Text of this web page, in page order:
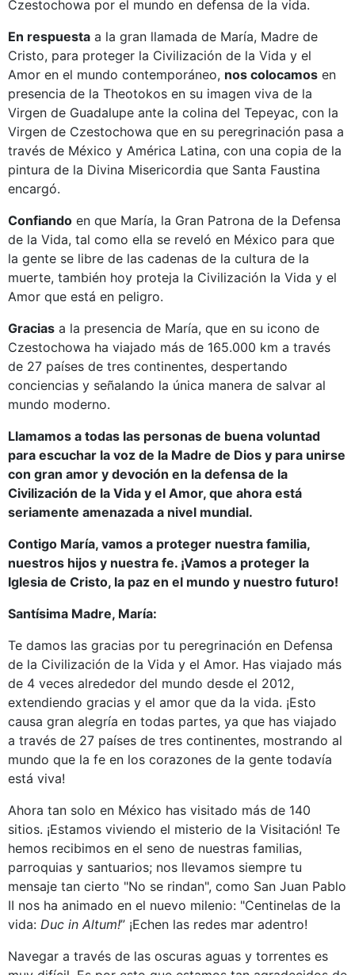
Czestochowa por el mundo en defensa de la vida.
En respuesta a la gran llamada de María, Madre de
Cristo, para proteger la Civilización de la Vida y el
Amor en el mundo contemporáneo, nos colocamos en
presencia de la Theotokos en su imagen viva de la
Virgen de Guadalupe ante la colina del Tepeyac, con la
Virgen de Czestochowa que en su peregrinación pasa a
través de México y América Latina, con una copia de la
pintura de la Divina Misericordia que Santa Faustina
encargó.
Confiando en que María, la Gran Patrona de la Defensa
de la Vida, tal como ella se reveló en México para que
la gente se libre de las cadenas de la cultura de la
muerte, también hoy proteja la Civilización la Vida y el
Amor que está en peligro.
Gracias a la presencia de María, que en su icono de
Czestochowa ha viajado más de 165.000 km a través
de 27 países de tres continentes, despertando
conciencias y señalando la única manera de salvar al
mundo moderno.
Llamamos a todas las personas de buena voluntad
para escuchar la voz de la Madre de Dios y para unirse
con gran amor y devoción en la defensa de la
Civilización de la Vida y el Amor, que ahora está
seriamente amenazada a nivel mundial.
Contigo María, vamos a proteger nuestra familia,
nuestros hijos y nuestra fe. ¡Vamos a proteger la
Iglesia de Cristo, la paz en el mundo y nuestro futuro!
Santísima Madre, María:
Te damos las gracias por tu peregrinación en Defensa
de la Civilización de la Vida y el Amor. Has viajado más
de 4 veces alrededor del mundo desde el 2012,
extendiendo gracias y el amor que da la vida. ¡Esto
causa gran alegría en todas partes, ya que has viajado
a través de 27 países de tres continentes, mostrando al
mundo que la fe en los corazones de la gente todavía
está viva!
Ahora tan solo en México has visitado más de 140
sitios. ¡Estamos viviendo el misterio de la Visitación! Te
hemos recibimos en el seno de nuestras familias,
parroquias y santuarios; nos llevamos siempre tu
mensaje tan cierto "No se rindan", como San Juan Pablo
II nos ha animado en el nuevo milenio: "Centinelas de la
vida: Duc in Altum!” ¡Echen las redes mar adentro!
Navegar a través de las oscuras aguas y torrentes es